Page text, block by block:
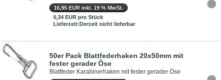
16,95 EUR inkl. 19 % MwSt.
0,34 EUR pro Stück
Lieferzeit:Derzeit nicht lieferbar
50er Pack Blattfederhaken 20x50mm mit
fester gerader Öse
Blattfeder Karabinerhaken mit fester gerader Öse